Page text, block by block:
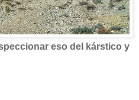
eso del kárstico y